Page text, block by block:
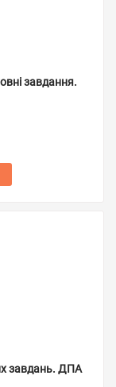
завдання.
завдань. ДПА